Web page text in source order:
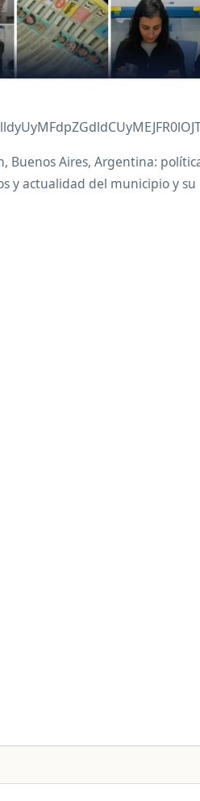
Buenos Aires, Argentina:
y actualidad del municipio y su